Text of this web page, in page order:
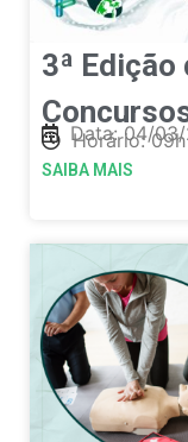
3ª
Data: 04/
Horário:
SAIBA MAIS